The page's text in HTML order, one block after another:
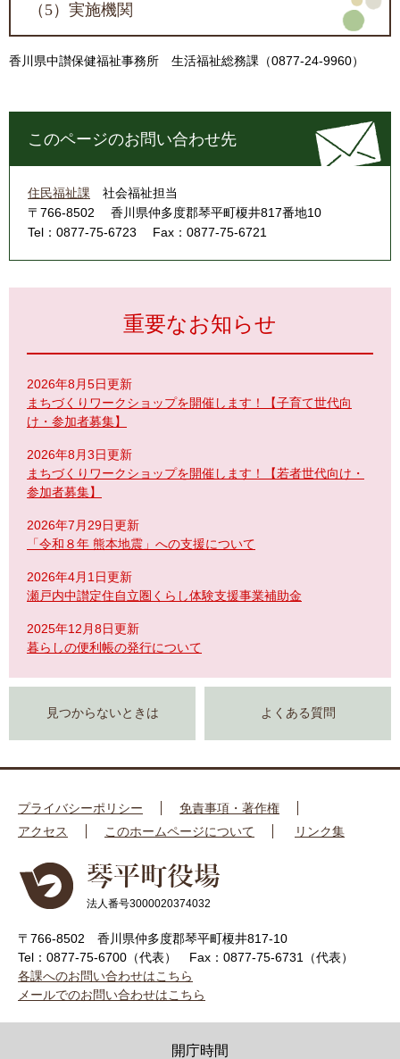
（5）実施機関
香川県中讃保健福祉事務所 生活福祉総務課（0877‐24‐9960）
このページのお問い合わせ先
住民福祉課
社会福祉担当
〒766-8502
香川県仲多度郡琴平町榎井817番地10
Tel：0877-75-6723
Fax：0877-75-6721
重要なお知らせ
2026年8月5日更新
まちづくりワークショップを開催します！【子育て世代向
け・参加者募集】
2026年8月3日更新
まちづくりワークショップを開催します！【若者世代向け・
参加者募集】
2026年7月29日更新
「令和８年 熊本地震」への支援について
2026年4月1日更新
瀬戸内中讃定住自立圏くらし体験支援事業補助金
2025年12月8日更新
暮らしの便利帳の発行について
見つからないときは よくある質問
プライバシーポリシー
免責事項・著作権
アクセス
このホームページについて リンク集
法人番号3000020374032
〒766-8502 香川県仲多度郡琴平町榎井817-10
Tel：0877-75-6700（代表）
Fax：0877-75-6731（代表）
各課へのお問い合わせはこちら
メールでのお問い合わせはこちら
開庁時間